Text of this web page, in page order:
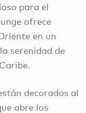
para el
ofrece
en un
serenidad de
decorados al
abre los